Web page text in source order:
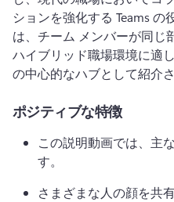
ションを強化する Teams の
は、チーム メンバーが同じ
ハイブリッド職場環境に適
の中心的なハブとして紹介
ポジティブな特徴
この説明動画では、主
す。
さまざまな人の顔を共